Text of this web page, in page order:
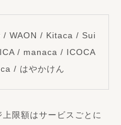
/ WAON / Kitaca / Sui
/ manaca / ICOCA
/ はやかけん
限額はサービスごとに